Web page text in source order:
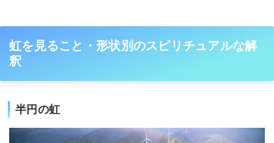
虹を見ること・形状別のスピリチュアルな解
釈
半円の虹